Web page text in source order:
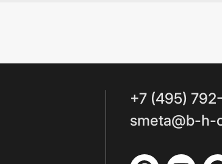
+7 (495)
smeta@b-h-